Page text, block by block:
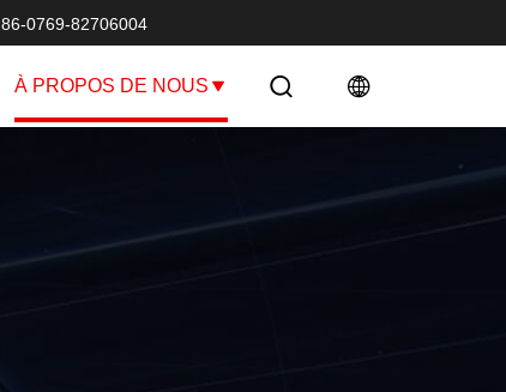
86-0769-82706004
À PROPOS DE NOUS